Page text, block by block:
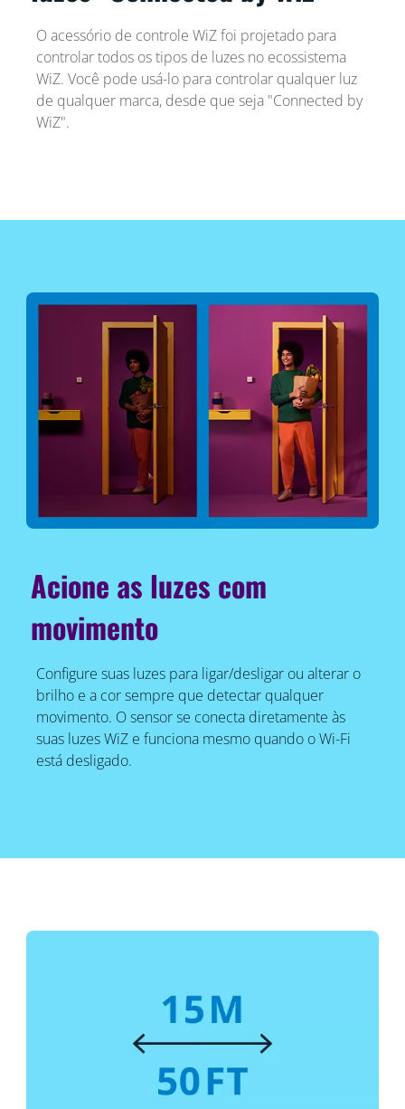
O acessório de controle WiZ foi projetado para
controlar todos os tipos de luzes no ecossistema
WiZ. Você pode usá-lo para controlar qualquer luz
de qualquer marca, desde que seja "Connected by
WiZ".
Acione as luzes com
movimento
Configure suas luzes para ligar/desligar ou alterar o
brilho e a cor sempre que detectar qualquer
movimento. O sensor se conecta diretamente às
suas luzes WiZ e funciona mesmo quando o Wi-Fi
está desligado.